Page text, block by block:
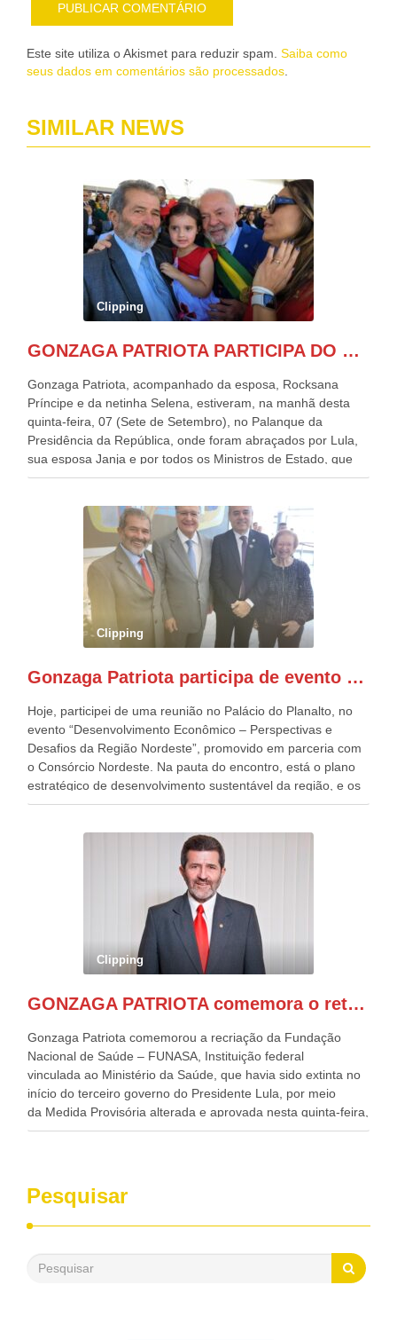
Este site utiliza o Akismet para reduzir spam. Saiba como
seus dados em comentários são processados
SIMILAR NEWS
Clipping
GONZAGA PATRIOTA PARTICIPA DO DESFILE DA INDEPENDÊNCIA NO PALANQUE DA PRESIDÊNCIA DA REPÚBLICA E É ABRAÇADO POR LULA E POR GERALDO ALCKMIN.
Gonzaga Patriota, acompanhado da esposa, Rocksana
Príncipe e da netinha Selena, estiveram, na manhã desta
quinta-feira, 07 (Sete de Setembro), no Palanque da
Presidência da República, onde foram abraçados por Lula,
sua esposa Janja e por todos os Ministros de Estado, que
estavam presentes, nos Desfiles da Independência da
outros desfiles, na Esplanada dos Ministérios, disse ter sido
o deste ano, o maior e o mais organizado de todos. “Há
quatro décadas, como Patriota até no nome, participo
anualmente dos desfiles de Sete de Setembro, na
Esplanada dos Ministérios, em Brasília. Este ano, o governo
preparou espaços com cadeiras e coberturas, para 30.000
pessoas, só que o número de Patriotas Brasileiros
Independentes, dobrou na Esplanada. Eu, Lula e os
Patriota.
Clipping
Gonzaga Patriota participa de evento em prol do desenvolvimento do Nordeste
Hoje, participei de uma reunião no Palácio do Planalto, no
evento “Desenvolvimento Econômico – Perspectivas e
Desafios da Região Nordeste”, promovido em parceria com
o Consórcio Nordeste. Na pauta do encontro, está o plano
estratégico de desenvolvimento sustentável da região, e os
desafios para a elaboração de políticas públicas, que
evento contou com a presença do Vice-presidente Geraldo
Alckmin, que também ocupa o Ministério do
Desenvolvimento, Indústria, Comércio e Serviços, o ex
governador de Pernambuco, agora Presidente do Banco do
Nordeste, Paulo Câmara, o ex Deputado Federal, e
atualmente Superintendente da SUDENE, Danilo Cabral, da
Governadora de Pernambuco, Raquel Lyra, os ministros da
Casa Civil, Rui Costa, e da Integração e do Desenvolvimento
de todo Nordeste que também ajudam a fomentar o
Clipping
GONZAGA PATRIOTA comemora o retorno da FUNASA
Gonzaga Patriota comemorou a recriação da Fundação
Nacional de Saúde – FUNASA, Instituição federal
vinculada ao Ministério da Saúde, que havia sido extinta no
início do terceiro governo do Presidente Lula, por meio
da Medida Provisória alterada e aprovada nesta quinta-feira,
pelo Congresso Nacional. Gonzaga Patriota disse hoje em
desenvolvimento dos seus municípios e, somente o ano
passado, essa Fundação distribuiu mais de três bilhões de
reais, com suas maravilhosas ações, dentre alas, mais de
saneamento básico, em pequenas comunidades rurais.
Patriota disse ainda que, mesmo sem mandato,
Pesquisar